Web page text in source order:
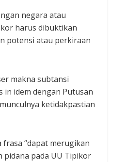
negara atau
harus dibuktikan
potensi atau perkiraan
makna subtansi
idem dengan Putusan
ketidakpastian
“dapat merugikan
pidana pada UU Tipikor